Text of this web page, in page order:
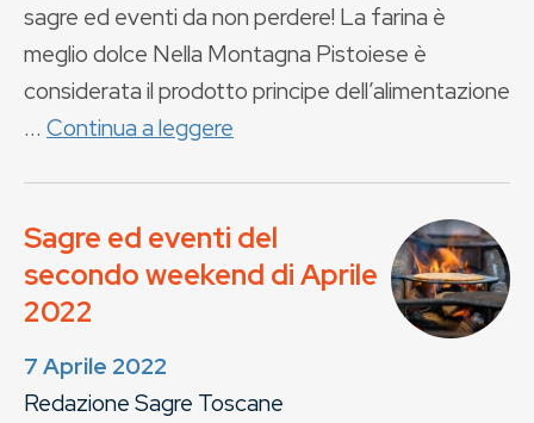
sagre ed eventi da non perdere! La farina è
meglio dolce Nella Montagna Pistoiese è
considerata il prodotto principe dell’alimentazione
... Continua a leggere
Sagre ed eventi del
secondo weekend di Aprile
2022
7 Aprile 2022
Redazione Sagre Toscane